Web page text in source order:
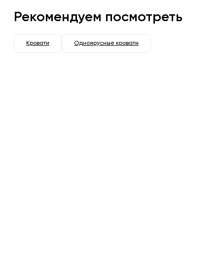
Рекомендуем посмотреть
Кровати Одноярусные кровати